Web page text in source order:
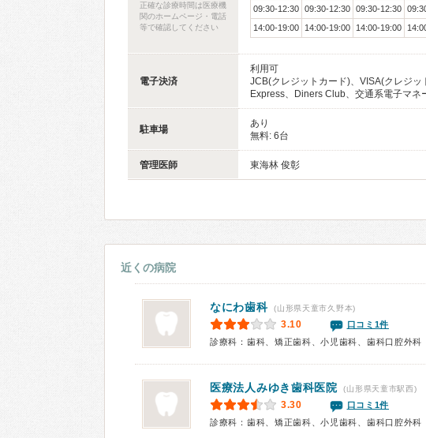
正確な診療時間は医療機
関のホームページ・電話
等で確認してください
09:30-12:30 09:30-12:30 09:30-12:30
14:00-19:00
14:00-19:00 14:00-19:00
電子決済
利用可
JCB(クレジットカード)、VISA(クレジ
Express、Diners Club、交通系電子マ
駐車場
あり
無料: 6台
管理医師 東海林 俊彰
近くの病院
なにわ歯科 (山形県天童市久野本)
3.10
口コミ1件
診療科：歯科、矯正歯科、小児歯科、歯科口腔外科
医療法人みゆき歯科医院 (山形県天童市駅西)
3.30
口コミ1件
診療科：歯科、矯正歯科、小児歯科、歯科口腔外科